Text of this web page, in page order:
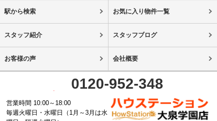
駅から検索 お気に入り物件一覧
スタッフ紹介 スタッフブログ
お客様の声 会社概要
0120-952-348
営業時間 10:00～18:00
毎週火曜日・水曜日（1月～3月は水